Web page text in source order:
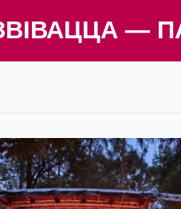
—